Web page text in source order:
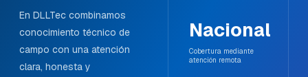
En DLLTec combinamos
conocimiento técnico de
campo con una atención
clara, honesta y
Nacional
Cobertura mediante
atención remota